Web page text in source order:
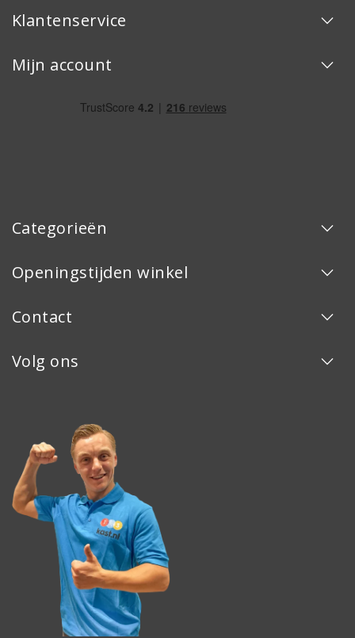
Klantenservice
Mijn account
Categorieën
Openingstijden winkel
Contact
Volg ons